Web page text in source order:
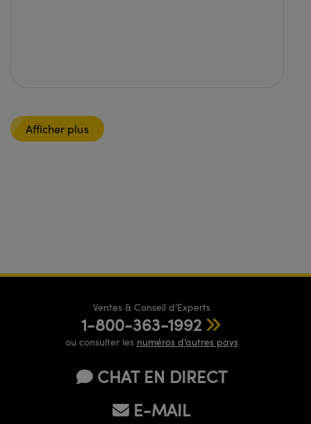
Afficher plus
Ventes & Conseil d’Experts
1-800-363-1992
ou consulter les numéros d’autres pays
CHAT EN DIRECT
E-MAIL